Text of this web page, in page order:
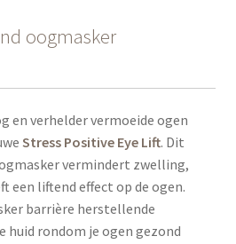
oogmasker
en verhelder vermoeide ogen
Stress Positive Eye Lift. Dit
vermindert zwelling,
een liftend effect op de ogen.
barrière herstellende
huid rondom je ogen gezond